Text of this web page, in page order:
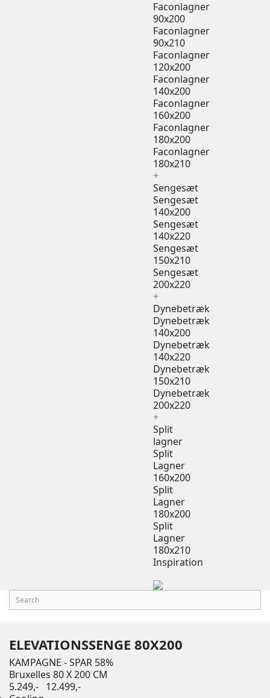
Faconlagner
90x200
Faconlagner
90x210
Faconlagner
120x200
Faconlagner
140x200
Faconlagner
160x200
Faconlagner
180x200
Faconlagner
180x210
+
Sengesæt
Sengesæt
140x200
Sengesæt
140x220
Sengesæt
150x210
Sengesæt
200x220
+
Dynebetræk
Dynebetræk
140x200
Dynebetræk
140x220
Dynebetræk
150x210
Dynebetræk
200x220
+
Split
lagner
Split
Lagner
160x200
Split
Lagner
180x200
Split
Lagner
180x210
Inspiration
ELEVATIONSSENGE 80X200
KAMPAGNE - SPAR 58%
Bruxelles 80 X 200 CM
5.249,- 12.499,-